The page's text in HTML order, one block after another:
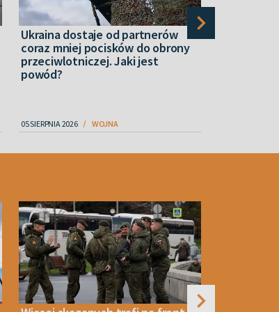
Ukraina dostaje od partnerów
coraz mniej pocisków do obrony
przeciwlotniczej. Jaki jest
powód?
05 SIERPNIA 2026 WOJNA